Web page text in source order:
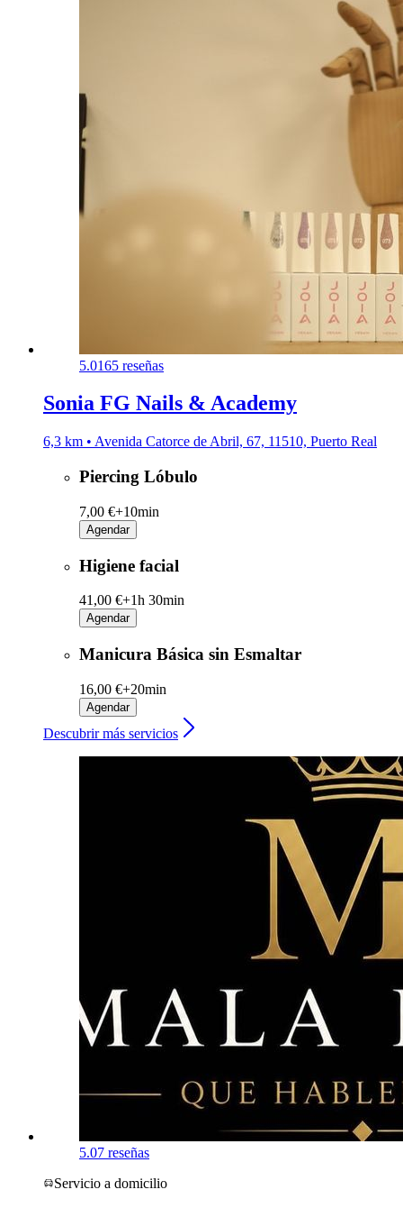
5.0165 reseñas
Sonia FG Nails & Academy
6,3 km • Avenida Catorce de Abril, 67, 11510, Puerto Real
Piercing Lóbulo
7,00 €+10min
Agendar
Higiene facial
41,00 €+1h 30min
Agendar
Manicura Básica sin Esmaltar
16,00 €+20min
Agendar
Descubrir más servicios
5.07 reseñas
Servicio a domicilio